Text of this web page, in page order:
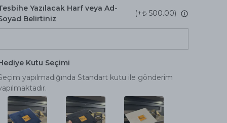
Yazılacak Harf veya Ad-
Belirtiniz
(+₺ 500.00)
Kutu Seçimi
yapılmadığında Standart kutu ile gönderim